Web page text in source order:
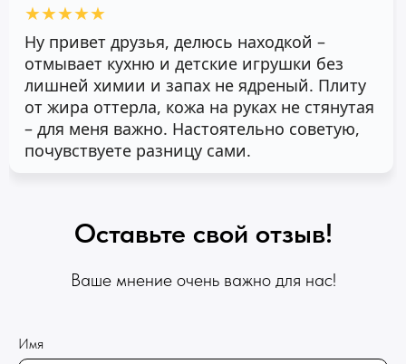
★★★★★
Ну привет друзья, делюсь находкой –
отмывает кухню и детские игрушки без
лишней химии и запах не ядреный. Плиту
от жира оттерла, кожа на руках не стянутая
– для меня важно. Настоятельно советую,
почувствуете разницу сами.
Оставьте свой отзыв!
Ваше мнение очень важно для нас!
Имя